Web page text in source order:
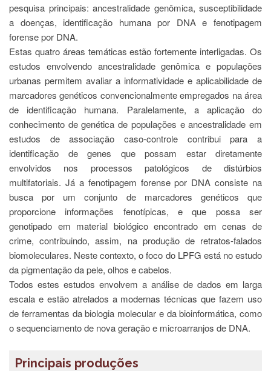
Defesas
Diplomas
Disponíveis
Editais
Formulários
Matrícula
Normas
-
Dissertações
e
Teses
(CAPES)
Programas
Twitter
PESQUISA
Comissão
de
Pesquisa
Oportunidades
pesquisa principais: ancestralidade genômica, susceptibilidade
a doenças, identificação humana por DNA e fenotipagem
forense por DNA.
Estas quatro áreas temáticas estão fortemente interligadas. Os
estudos envolvendo ancestralidade genômica e populações
urbanas permitem avaliar a informatividade e aplicabilidade de
marcadores genéticos convencionalmente empregados na área
de identificação humana. Paralelamente, a aplicação do
conhecimento de genética de populações e ancestralidade em
estudos de associação caso-controle contribui para a
identificação de genes que possam estar diretamente
envolvidos nos processos patológicos de distúrbios
multifatoriais. Já a fenotipagem forense por DNA consiste na
busca por um conjunto de marcadores genéticos que
proporcione informações fenotípicas, e que possa ser
genotipado em material biológico encontrado em cenas de
crime, contribuindo, assim, na produção de retratos-falados
biomoleculares. Neste contexto, o foco do LPFG está no estudo
da pigmentação da pele, olhos e cabelos.
Todos estes estudos envolvem a análise de dados em larga
escala e estão atrelados a modernas técnicas que fazem uso
de ferramentas da biologia molecular e da bioinformática, como
o sequenciamento de nova geração e microarranjos de DNA.
Principais produções